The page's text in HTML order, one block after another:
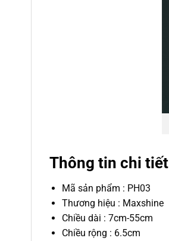
Thông tin chi tiết
Mã sản phẩm : PH03
Thương hiệu : Maxshine
Chiều dài : 7cm-55cm
Chiều rộng : 6.5cm